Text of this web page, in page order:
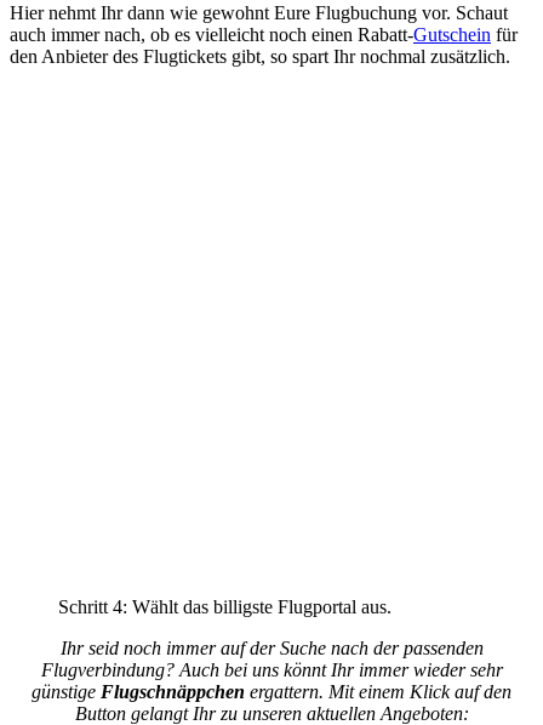
Hier nehmt Ihr dann wie gewohnt Eure Flugbuchung vor. Schaut
auch immer nach, ob es vielleicht noch einen Rabatt-Gutschein für
den Anbieter des Flugtickets gibt, so spart Ihr nochmal zusätzlich.
Schritt 4: Wählt das billigste Flugportal aus.
Ihr seid noch immer auf der Suche nach der passenden
Flugverbindung? Auch bei uns könnt Ihr immer wieder sehr
günstige Flugschnäppchen ergattern. Mit einem Klick auf den
Button gelangt Ihr zu unseren aktuellen Angeboten: